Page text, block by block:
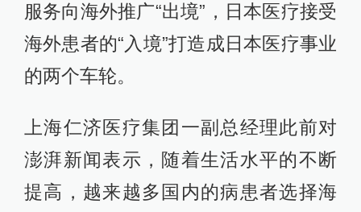
服务向海外推广“出境”，日本医疗接受
海外患者的“入境”打造成日本医疗事业
的两个车轮。
上海仁济医疗集团一副总经理此前对
澎湃新闻表示，随着生活水平的不断
提高，越来越多国内的病患者选择海